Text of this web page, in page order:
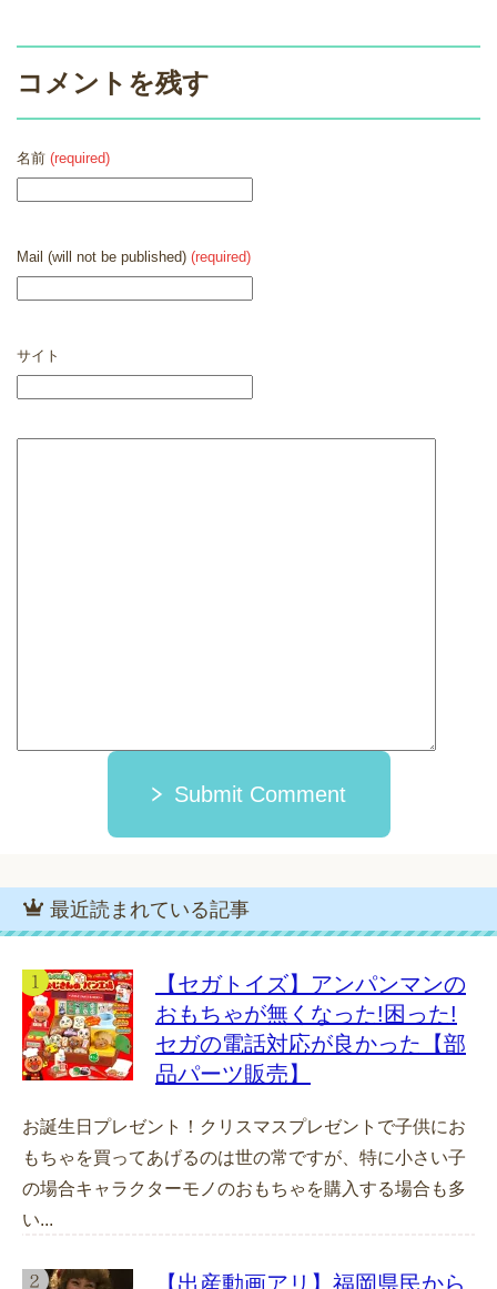
コメントを残す
名前 (required)
Mail (will not be published) (required)
サイト
Submit Comment
最近読まれている記事
【セガトイズ】アンパンマンの
おもちゃが無くなった!困った!
セガの電話対応が良かった【部
品パーツ販売】
お誕生日プレゼント！クリスマスプレゼントで子供にお
もちゃを買ってあげるのは世の常ですが、特に小さい子
の場合キャラクターモノのおもちゃを購入する場合も多
い...
【出産動画アリ】福岡県民から